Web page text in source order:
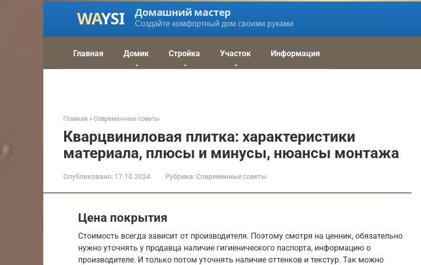
Домашний мастер
Создайте комфортный дом своими руками
Главная Домик Стройка Участок Информация
Главная » Современные советы
Кварцвиниловая плитка: характеристики
материала, плюсы и минусы, нюансы монтажа
Опубликовано: 17.10.2024 Рубрика: Современные советы
Цена покрытия
Стоимость всегда зависит от производителя. Поэтому смотря на ценник, обязательно
нужно уточнять у продавца наличие гигиенического паспорта, информацию о
производителе. И только потом уточнять наличие оттенков и текстур. Так можно